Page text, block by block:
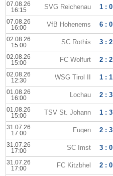
07.08.26
16:15
SVG Reichenau 1 : 0
07.08.26
16:00
VfB Hohenems 6 : 0
02.08.26
15:00
SC Rothis 3 : 2
02.08.26
15:00
FC Wolfurt 2 : 2
02.08.26
12:30
WSG Tirol II 1 : 1
01.08.26
16:00
Lochau 2 : 3
01.08.26
15:00
TSV St. Johann 1 : 3
31.07.26
17:00
Fugen 2 : 3
31.07.26
17:00
SC Imst 3 : 0
31.07.26
17:00
FC Kitzbhel 2 : 0